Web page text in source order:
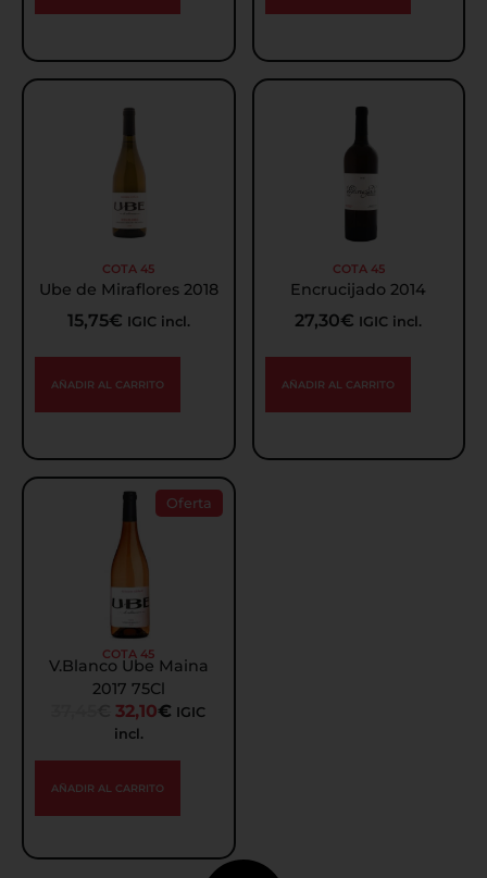
COTA 45
Ube de Miraflores 2018
15,75€ IGIC incl.
AÑADIR AL CARRITO
COTA 45
Encrucijado 2014
27,30€ IGIC incl.
AÑADIR AL CARRITO
Oferta
COTA 45
V.Blanco Ube Maina
2017 75Cl
32,10€ IGIC
incl.
AÑADIR AL CARRITO